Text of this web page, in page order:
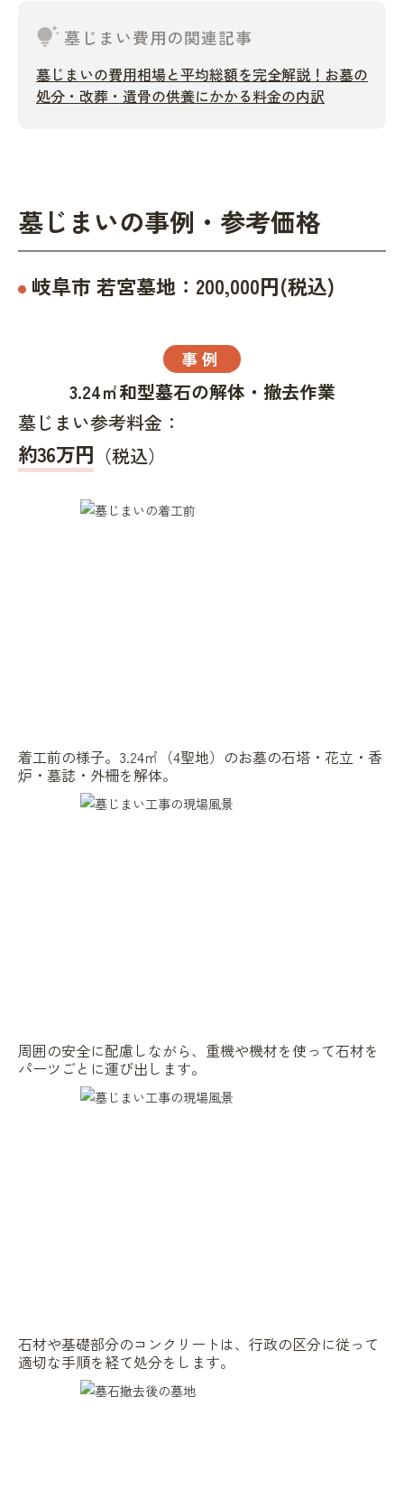
tips_and_updates墓じまい費用の関連記事
墓じまいの費用相場と平均総額を完全解説！お墓の
処分・改葬・遺骨の供養にかかる料金の内訳
墓じまいの事例・参考価格
岐阜市 若宮墓地 ： 200,000円(税込)
事例
3.24㎡和型墓石の解体・撤去作業
墓じまい参考料金：
約36万円 （税込）
着工前の様子。3.24㎡（4聖地）のお墓の石塔・花立・香
炉・墓誌・外柵を解体。
周囲の安全に配慮しながら、重機や機材を使って石材を
パーツごとに運び出します。
石材や基礎部分のコンクリートは、行政の区分に従って
適切な手順を経て処分をします。